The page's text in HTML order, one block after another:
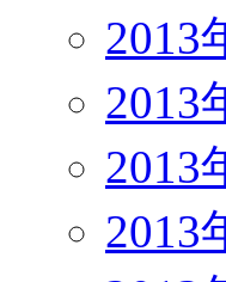
2013
2013
2013
2013